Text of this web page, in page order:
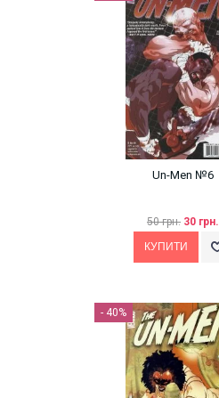
Un-Men №6
50 грн. 30 грн.
- 40%